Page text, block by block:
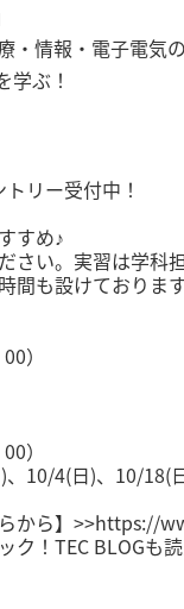
・情報・電子電気
学ぶ！
リー受付中！
すめ♪
さい。実習は学科
間も設けておりま
）
）
10/4(日)、10/18(
らから】
ック！TEC BLOG